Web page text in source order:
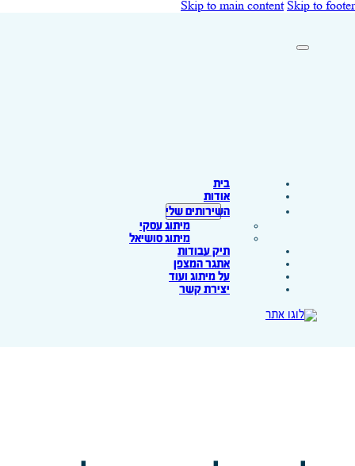
Skip to main content Skip to footer
בית
אודות
השירותים שלי
מיתוג עסקי
מיתוג סושיאל
תיק עבודות
אתגר המצפן
על מיתוג ועוד
יצירת קשר